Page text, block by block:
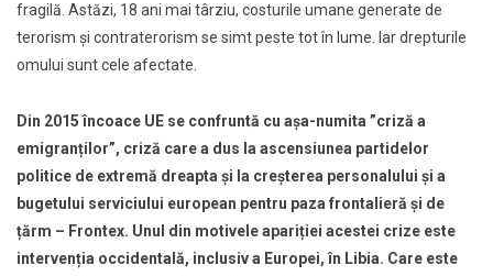
fragilă. Astăzi, 18 ani mai târziu, costurile umane generate de
terorism şi contraterorism se simt peste tot în lume. Iar drepturile
omului sunt cele afectate.
Din 2015 încoace UE se confruntă cu așa-numita ”criză a
emigranților”, criză care a dus la ascensiunea partidelor
politice de extremă dreapta şi la creșterea personalului şi a
bugetului serviciului european pentru paza frontalieră şi de
țărm – Frontex. Unul din motivele apariției acestei crize este
intervenția occidentală, inclusiv a Europei, în Libia. Care este